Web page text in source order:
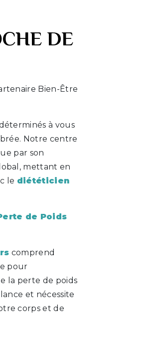
DE
Bien-Être
à vous
Notre centre
par son
mettant en
le diététicien
de Poids
comprend
pour
la perte de poids
et nécessite
corps et de